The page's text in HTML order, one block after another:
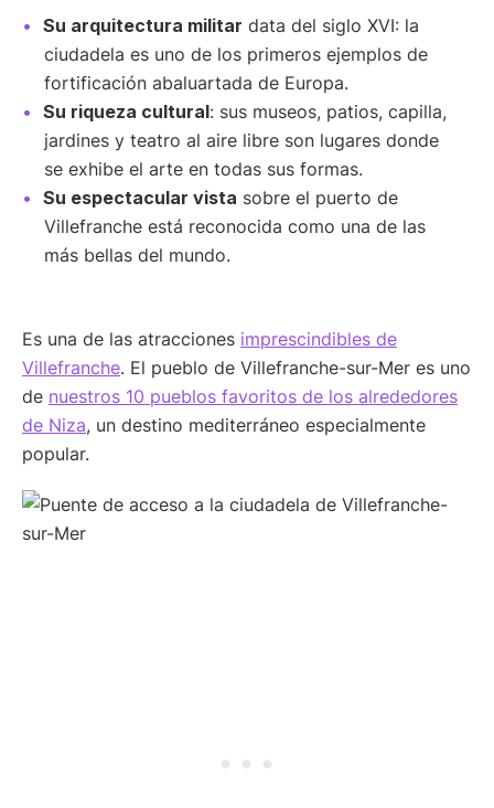
Su arquitectura militar data del siglo XVI: la
ciudadela es uno de los primeros ejemplos de
fortificación abaluartada de Europa.
Su riqueza cultural: sus museos, patios, capilla,
jardines y teatro al aire libre son lugares donde
se exhibe el arte en todas sus formas.
Su espectacular vista sobre el puerto de
Villefranche está reconocida como una de las
más bellas del mundo.
Es una de las atracciones imprescindibles de
Villefranche. El pueblo de Villefranche-sur-Mer es uno
de nuestros 10 pueblos favoritos de los alrededores
de Niza, un destino mediterráneo especialmente
popular.